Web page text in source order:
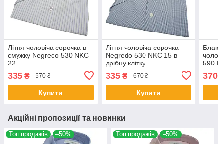
Літня чоловіча сорочка в
смужку Negredo 530 NKC
22
335 ₴ 670 ₴
Купити
Літня чоловіча сорочка
Negredo 530 NKC 15 в
дрібну клітку
335₴ 670 ₴
Купити
590
370
Акційні пропозиції та новинки
Топ продажів –50% Топ продажів –50%